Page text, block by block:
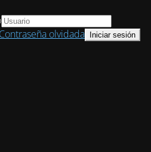
Contraseña olvidada